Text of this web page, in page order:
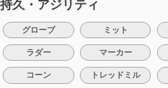
持久・アジリティ
グローブ ミット
ラダー マーカー
コーン トレッドミル